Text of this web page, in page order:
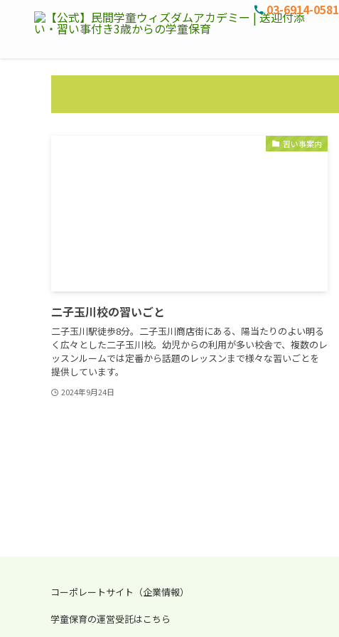
03-6914-0581
習い事案内
二子玉川校の習いごと
二子玉川駅徒歩8分。二子玉川商店街にある、陽当たりのよい明る
く広々とした二子玉川校。幼児からの利用が多い校舎で、複数のレ
ッスンルームでは定番から話題のレッスンまで様々な習いごとを
提供しています。
2024年9月24日
コーポレートサイト（企業情報）
学童保育の運営受託はこちら